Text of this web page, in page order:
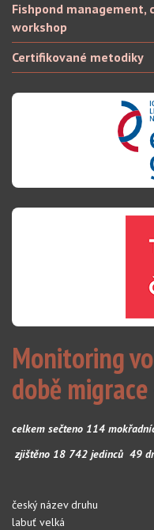
Fishpond management,
workshop
Certifikované metodiky
Monitoring
době
celkem sečteno 114
zjištěno 18 742 jedinců 49
český název druhu
labuť velká